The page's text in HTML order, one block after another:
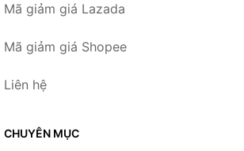
Mã giảm giá Lazada
Mã giảm giá Shopee
Liên hệ
CHUYÊN MỤC